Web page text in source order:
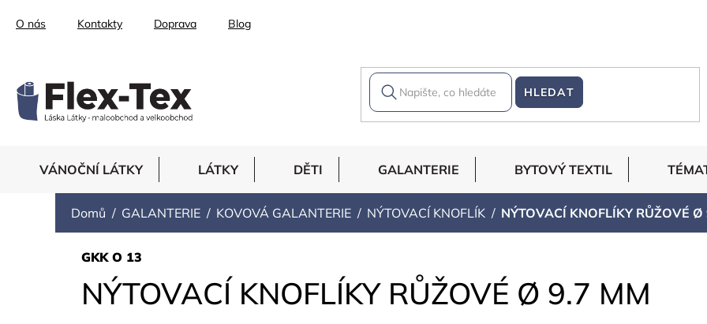
O nás Kontakty Doprava Blog
HLEDAT
VÁNOČNÍ LÁTKY LÁTKY DĚTI GALANTERIE BYTOVÝ TEXTIL
Domů GALANTERIE KOVOVÁ GALANTERIE NÝTOVACÍ KNOFLÍK NÝTOVACÍ KNOFLÍKY RŮŽOVÉ Ø
NÝTOVACÍ KNOFLÍKY RŮŽOVÉ Ø 9.7 MM
GKK O 13